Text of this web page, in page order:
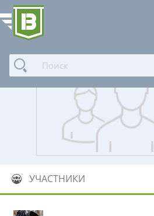
УЧАСТНИКИ